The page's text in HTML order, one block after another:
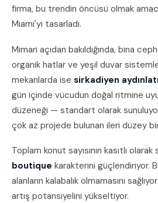
firma, bu trendin öncüsü olmak
Miami'yi tasarladı.
Mimari açıdan bakıldığında, bina
organik hatlar ve yeşil duvar
mekanlarda ise sirkadiyen
gün içinde vücudun doğal ritmine
düzeneği — standart olarak
çok az projede bulunan ileri düzey
Toplam konut sayısının kasıtlı olarak
boutique karakterini güçlendiriyor.
alanların kalabalık olmamasını
artış potansiyelini yükseltiyor.